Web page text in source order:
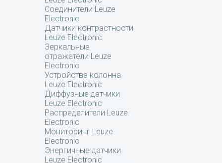
Соединители Leuze
Electronic
Датчики контрастности
Leuze Electronic
Зеркальные
отражатели Leuze
Electronic
Устройства колонна
Leuze Electronic
Диффузные датчики
Leuze Electronic
Распределители Leuze
Electronic
Мониторинг Leuze
Electronic
Энергичные датчики
Leuze Electronic